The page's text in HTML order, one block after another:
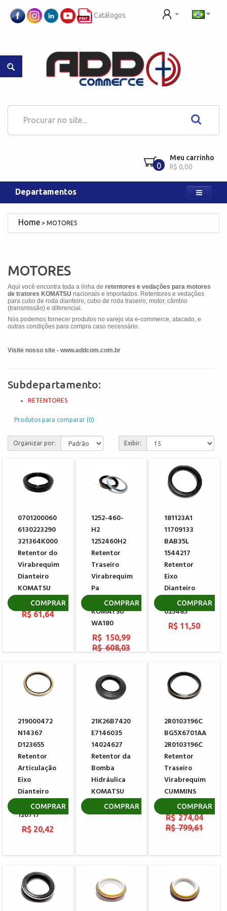
Catálogos
0
Meu carrinho
R$ 0,00
Departamentos
MOTORES
MOTORES
Aqui você encontra toda a linha de retentores e vedações para motores
de tratores KOMATSU nacionais e importados. Retentores e vedações
para cubo de roda dianteiro, cubo de roda traseiro, motor, câmbio
(transmissão) e diferencial.
Nós podemos fornecer produtos no varejo via e-commerce, atacado, e
outras condições para compra caso necessário.
Visite nosso site - www.addcom.com.br
Subdepartamento:
RETENTORES
Produtos para comparar (0)
Organizar por: Exibir:
0701200060
6130223290
321364K000
Retentor do
Virabrequim
Dianteiro
KOMATSU
4D105
R$ 61,64
COMPRAR
1252-460-
H2
1252460H2
Retentor
Traseiro
Virabrequim
Pa
Carregadeira
KOMATSU
WA180
R$ 150,99
R$ 608,03
COMPRAR
181123A1
11709133
BAB35L
1544217
Retentor
Eixo
Dianteiro
CARRARO
025485
R$ 11,50
COMPRAR
219000472
N14367
D123655
Retentor
Articulação
Eixo
Dianteiro
CARRARO
120717
R$ 20,42
COMPRAR
21K26B7420
E7146035
14024627
Retentor da
Bomba
Hidráulica
KOMATSU
R$ 73,93
COMPRAR
2R0103196C
BG5X6701AA
2R0103196C
Retentor
Traseiro
Virabrequim
CUMMINS
4890833
R$ 274,04
R$ 799,61
COMPRAR